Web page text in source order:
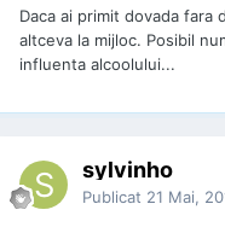
Daca ai primit dovada
altceva la mijloc. Posibil
influenta alcoolului...
sylvinho
Publicat 21 Mai,